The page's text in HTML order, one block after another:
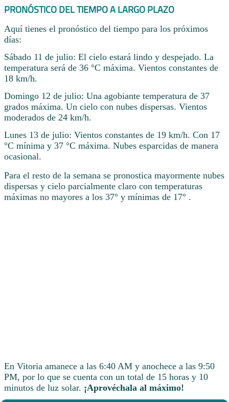
PRONÓSTICO DEL TIEMPO A LARGO PLAZO
Aquí tienes el pronóstico del tiempo para los próximos
días:
Sábado 11 de julio: El cielo estará lindo y despejado. La
temperatura será de 36 °C máxima. Vientos constantes de
18 km/h.
Domingo 12 de julio: Una agobiante temperatura de 37
grados máxima. Un cielo con nubes dispersas. Vientos
moderados de 24 km/h.
Lunes 13 de julio: Vientos constantes de 19 km/h. Con 17
°C mínima y 37 °C máxima. Nubes esparcidas de manera
ocasional.
Para el resto de la semana se pronostica mayormente nubes
dispersas y cielo parcialmente claro con temperaturas
máximas no mayores a los 37° y mínimas de 17° .
En Vitoria amanece a las 6:40 AM y anochece a las 9:50
PM, por lo que se cuenta con un total de 15 horas y 10
minutos de luz solar. ¡Aprovéchala al máximo!